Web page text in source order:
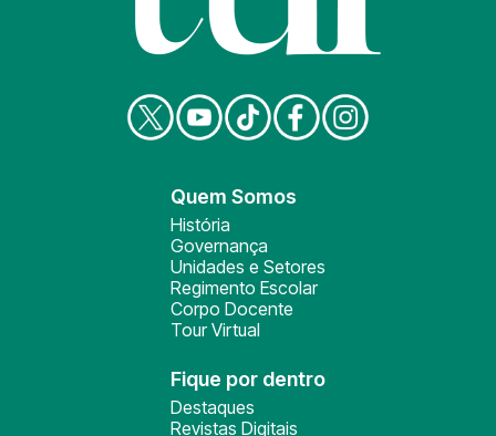
Quem Somos
História
Governança
Unidades e Setores
Regimento Escolar
Corpo Docente
Tour Virtual
Fique por dentro
Destaques
Revistas Digitais